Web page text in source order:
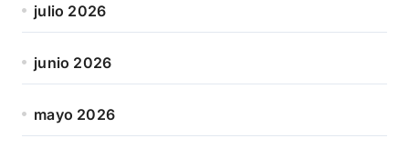
julio 2026
junio 2026
mayo 2026